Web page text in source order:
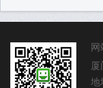
网
地